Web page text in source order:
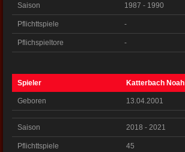
Saison 1987 - 1990
Pflichttspiele -
Pflichspieltore -
Spieler Katterbach Noah
Geboren 13.04.2001
Saison 2018 - 2021
Pflichttspiele 45